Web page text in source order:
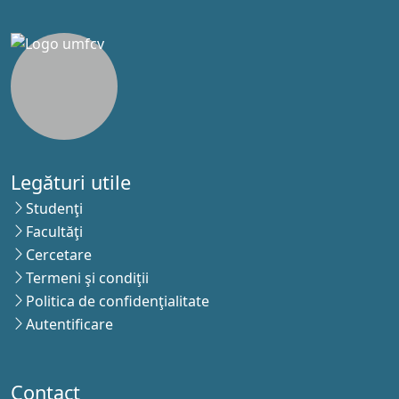
Legături utile
Studenţi
Facultăţi
Cercetare
Termeni şi condiţii
Politica de confidenţialitate
Autentificare
Contact